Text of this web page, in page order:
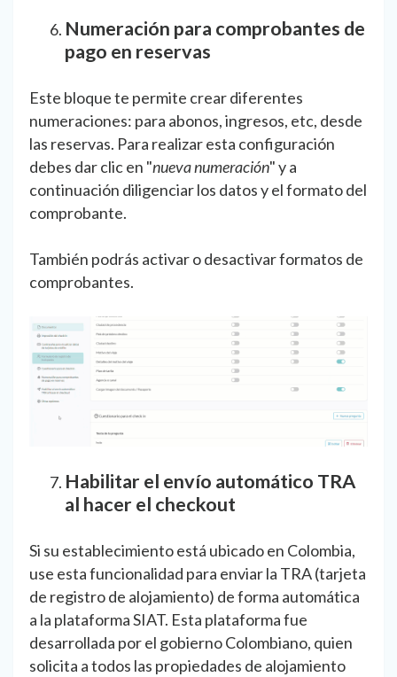
Numeración para comprobantes de
pago en reservas
Este bloque te permite crear diferentes
numeraciones: para abonos, ingresos, etc, desde
las reservas. Para realizar esta configuración
debes dar clic en "nueva numeración" y a
continuación diligenciar los datos y el formato del
comprobante.
También podrás activar o desactivar formatos de
comprobantes.
Habilitar el envío automático TRA
al hacer el checkout
Si su establecimiento está ubicado en Colombia,
use esta funcionalidad para enviar la TRA (tarjeta
de registro de alojamiento) de forma automática
a la plataforma SIAT. Esta plataforma fue
desarrollada por el gobierno Colombiano, quien
solicita a todos las propiedades de alojamiento